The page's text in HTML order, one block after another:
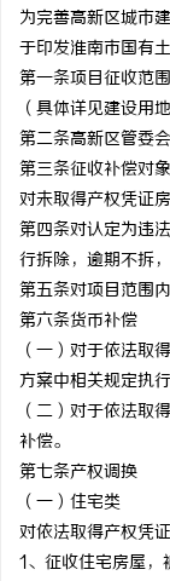
为完善高新区城市
于印发淮南市国有
第一条项目征收范
（具体详见建设用
第二条高新区管委
第三条征收补偿对
对未取得产权凭证
第四条对认定为违
行拆除，逾期不拆
第五条对项目范围
第六条货币补偿
（一）对于依法取
方案中相关规定执行
（二）对于依法取
补偿。
第七条产权调换
（一）住宅类
对依法取得产权凭
1、征收住宅房屋，